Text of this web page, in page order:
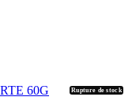
Rupture de stock